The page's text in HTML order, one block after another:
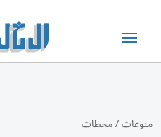
منوعات/محطات